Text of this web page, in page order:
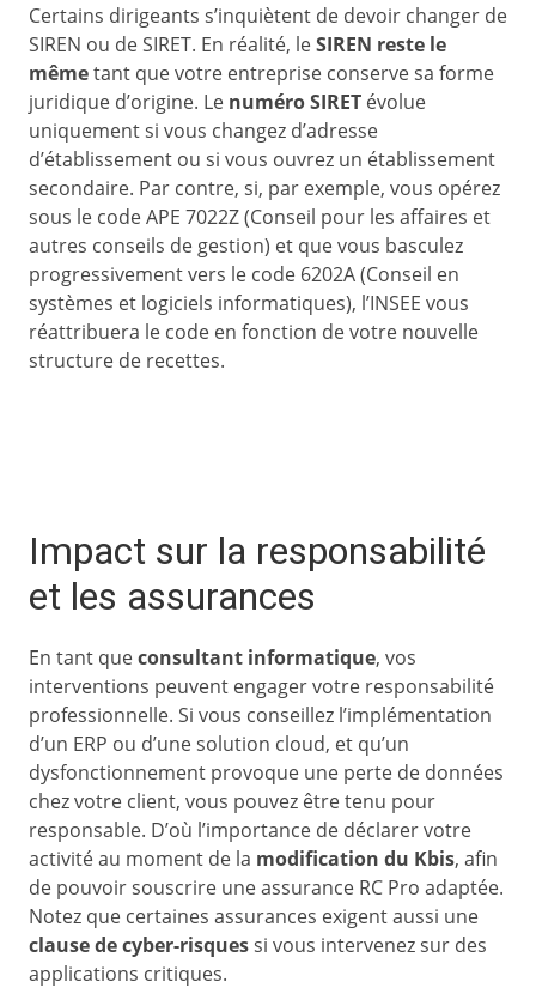
Certains dirigeants s’inquiètent de devoir changer de
SIREN ou de SIRET. En réalité, leSIREN reste le
mêmetant que votre entreprise conserve sa forme
juridique d’origine. Le numéro SIRET évolue
uniquement si vous changez d’adresse
d’établissement ou si vous ouvrez un établissement
secondaire. Par contre, si, par exemple, vous opérez
sous le code APE 7022Z (Conseil pour les affaires et
autres conseils de gestion) et que vous basculez
progressivement vers le code 6202A (Conseil en
systèmes et logiciels informatiques), l’INSEE vous
réattribuera le code en fonction de votre nouvelle
structure de recettes.
Impact sur la responsabilité
et les assurances
En tant queconsultant informatique, vos
interventions peuvent engager votre responsabilité
professionnelle. Si vous conseillez l’implémentation
d’un ERP ou d’une solution cloud, et qu’un
dysfonctionnement provoque une perte de données
chez votre client, vous pouvez être tenu pour
responsable. D’où l’importance de déclarer votre
activité au moment de la modification du Kbis, afin
de pouvoir souscrire une assurance RC Pro adaptée.
Notez que certaines assurances exigent aussi une
clause de cyber-risquessi vous intervenez sur des
applications critiques.